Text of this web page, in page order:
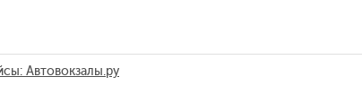
Автовокзалы.ру